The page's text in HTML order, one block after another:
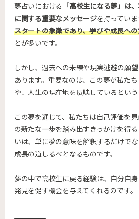
夢占いにおける 「高校生になる夢」は
に関する重要なメッセージを持っていま
スタートの象徴であり、学びや成長へ
とが多いです。
しかし、過去への未練や現実逃避の願
あります。重要なのは、この夢が私た
や、人生の現在地を反映しているという
この夢を通じて、私たちは自己評価を
の新たな一歩を踏み出すきっかけを得
いは、単に夢の意味を解釈するだけで
成長の道しるべとなるものです。
夢の中で高校生に戻る経験は、自分自
発見を促す機会を与えてくれるのです。